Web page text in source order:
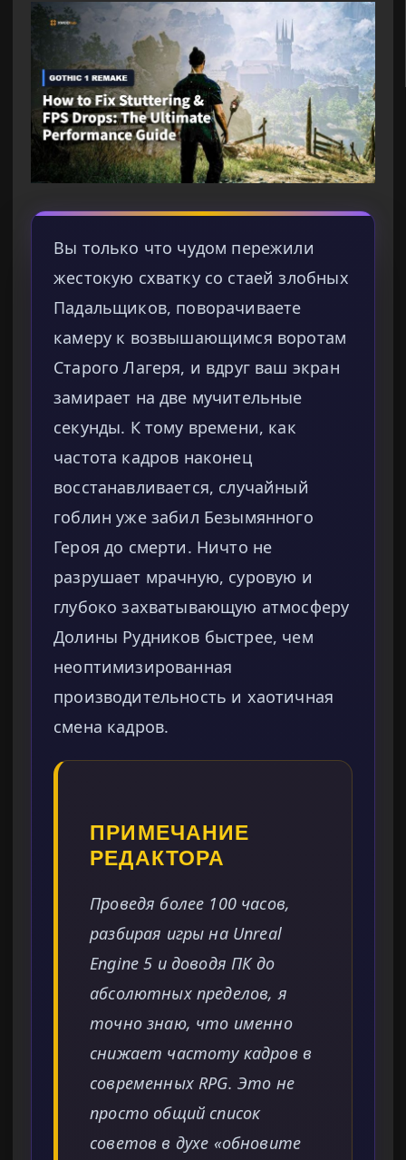
Вы только что чудом пережили
жестокую схватку со стаей злобных
Падальщиков, поворачиваете
камеру к возвышающимся воротам
Старого Лагеря, и вдруг ваш экран
замирает на две мучительные
секунды. К тому времени, как
частота кадров наконец
восстанавливается, случайный
гоблин уже забил Безымянного
Героя до смерти. Ничто не
разрушает мрачную, суровую и
глубоко захватывающую атмосферу
Долины Рудников быстрее, чем
неоптимизированная
производительность и хаотичная
смена кадров.
ПРИМЕЧАНИЕ
РЕДАКТОРА
Проведя более 100 часов,
разбирая игры на Unreal
Engine 5 и доводя ПК до
абсолютных пределов, я
точно знаю, что именно
снижает частоту кадров в
современных RPG. Это не
просто общий список
советов в духе «обновите